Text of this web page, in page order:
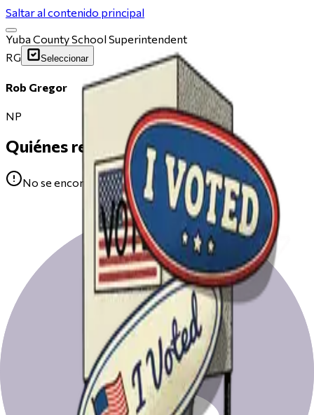
Saltar al contenido principal
Yuba County School Superintendent
RG
Seleccionar
Rob Gregor
NP
Quiénes respaldan
No se encontraron avales para Rob Gregor.
Prepárate para votar el día de las
elecciones